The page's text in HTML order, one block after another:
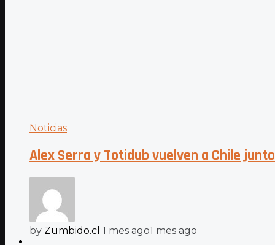
Noticias
Alex Serra y Totidub vuelven a Chile
by Zumbido.cl 1 mes ago1 mes ago